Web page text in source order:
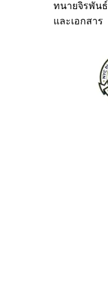
ทนายจิรพันธ์
และเอกสาร